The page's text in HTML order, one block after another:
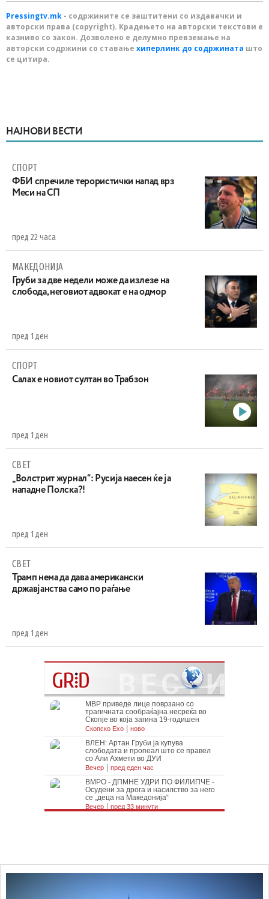
Pressingtv.mk - содржините се заштитени со издавачки и
авторски права (copyright). Крадењето на авторски текстови е
казниво со закон. Дозволено е делумно превземање на
авторски содржини со ставање хиперлинк до содржината што
се цитира.
НАЈНОВИ ВЕСТИ
СПОРТ
ФБИ спречиле терористички напад врз
Меси на СП
пред 22 часа
МАКЕДОНИЈА
Груби за две недели може да излезе на
слобода, неговиот адвокат е на одмор
пред 1 ден
СПОРТ
Салах е новиот султан во Трабзон
пред 1 ден
СВЕТ
„Волстрит журнал“: Русија наесен ќе ја
нападне Полска?!
пред 1 ден
СВЕТ
Трамп нема да дава американски
државјанства само по раѓање
пред 1 ден